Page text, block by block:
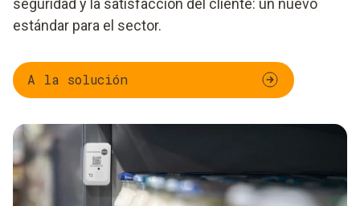
seguridad y la satisfacción del cliente: un nuevo
estándar para el sector.
A la solución